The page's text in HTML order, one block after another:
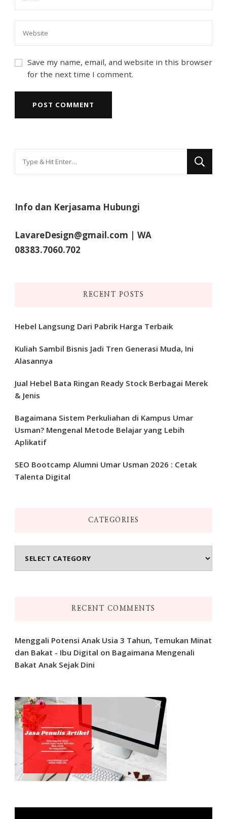
Save my name, email, and website in this browser
for the next time I comment.
Info dan Kerjasama Hubungi
LavareDesign@gmail.com | WA
08383.7060.702
RECENT POSTS
Hebel Langsung Dari Pabrik Harga Terbaik
Kuliah Sambil Bisnis Jadi Tren Generasi Muda, Ini
Alasannya
Jual Hebel Bata Ringan Ready Stock Berbagai Merek
& Jenis
Bagaimana Sistem Perkuliahan di Kampus Umar
Usman? Mengenal Metode Belajar yang Lebih
Aplikatif
SEO Bootcamp Alumni Umar Usman 2026 : Cetak
Talenta Digital
CATEGORIES
RECENT COMMENTS
Menggali Potensi Anak Usia 3 Tahun, Temukan Minat
dan Bakat - Ibu Digital on Bagaimana Mengenali
Bakat Anak Sejak Dini